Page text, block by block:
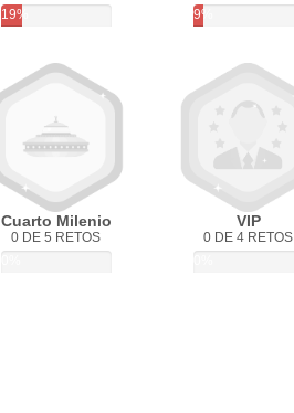
19%
9%
Cuarto Milenio
0 DE 5 RETOS
VIP
0 DE 4 RETOS